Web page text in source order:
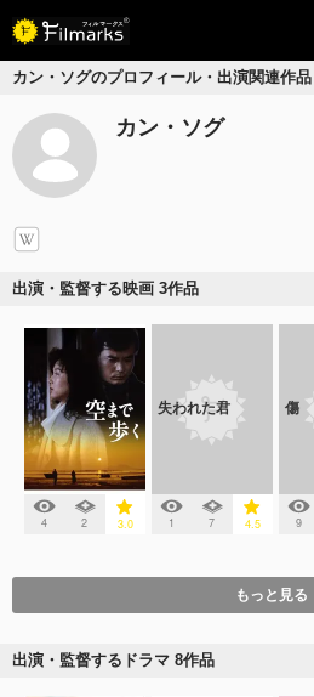
カン・ソグのプロフィール・出演関連作品
カン・ソグ
出演・監督する映画 3作品
4 2 3.0
失われた君
1 7 4.5
傷
9
もっと見る
出演・監督するドラマ 8作品